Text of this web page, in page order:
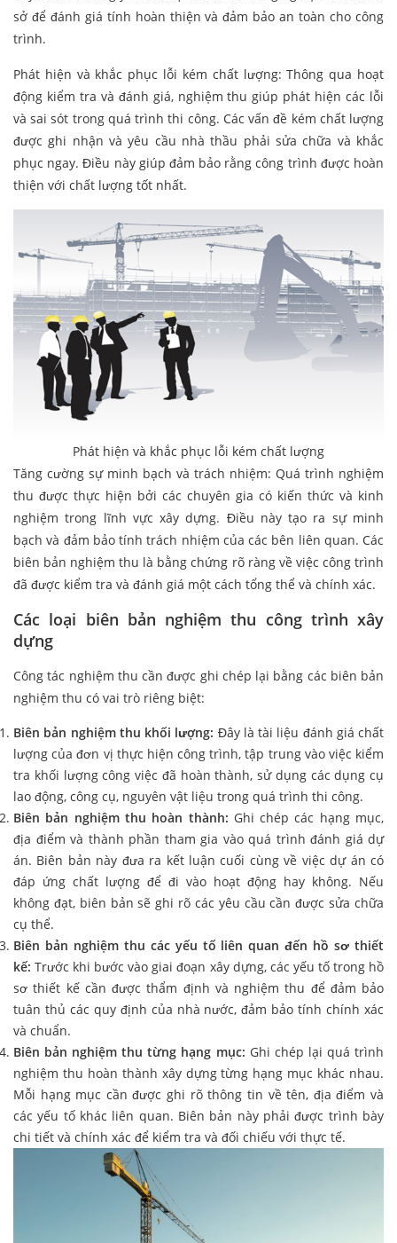
sở để đánh giá tính hoàn thiện và đảm bảo an toàn cho công
trình.
Phát hiện và khắc phục lỗi kém chất lượng: Thông qua hoạt
động kiểm tra và đánh giá, nghiệm thu giúp phát hiện các lỗi
và sai sót trong quá trình thi công. Các vấn đề kém chất lượng
được ghi nhận và yêu cầu nhà thầu phải sửa chữa và khắc
phục ngay. Điều này giúp đảm bảo rằng công trình được hoàn
thiện với chất lượng tốt nhất.
Phát hiện và khắc phục lỗi kém chất lượng
Tăng cường sự minh bạch và trách nhiệm: Quá trình nghiệm
thu được thực hiện bởi các chuyên gia có kiến thức và kinh
nghiệm trong lĩnh vực xây dựng. Điều này tạo ra sự minh
bạch và đảm bảo tính trách nhiệm của các bên liên quan. Các
biên bản nghiệm thu là bằng chứng rõ ràng về việc công trình
đã được kiểm tra và đánh giá một cách tổng thể và chính xác.
Các loại biên bản nghiệm thu công trình xây
dựng
Công tác nghiệm thu cần được ghi chép lại bằng các biên bản
nghiệm thu có vai trò riêng biệt:
Biên bản nghiệm thu khối lượng: Đây là tài liệu đánh giá chất
lượng của đơn vị thực hiện công trình, tập trung vào việc kiểm
tra khối lượng công việc đã hoàn thành, sử dụng các dụng cụ
lao động, công cụ, nguyên vật liệu trong quá trình thi công.
Biên bản nghiệm thu hoàn thành: Ghi chép các hạng mục,
địa điểm và thành phần tham gia vào quá trình đánh giá dự
án. Biên bản này đưa ra kết luận cuối cùng về việc dự án có
đáp ứng chất lượng để đi vào hoạt động hay không. Nếu
không đạt, biên bản sẽ ghi rõ các yêu cầu cần được sửa chữa
cụ thể.
Biên bản nghiệm thu các yếu tố liên quan đến hồ sơ thiết
kế: Trước khi bước vào giai đoạn xây dựng, các yếu tố trong hồ
sơ thiết kế cần được thẩm định và nghiệm thu để đảm bảo
tuân thủ các quy định của nhà nước, đảm bảo tính chính xác
và chuẩn.
Biên bản nghiệm thu từng hạng mục: Ghi chép lại quá trình
nghiệm thu hoàn thành xây dựng từng hạng mục khác nhau.
Mỗi hạng mục cần được ghi rõ thông tin về tên, địa điểm và
các yếu tố khác liên quan. Biên bản này phải được trình bày
chi tiết và chính xác để kiểm tra và đối chiếu với thực tế.